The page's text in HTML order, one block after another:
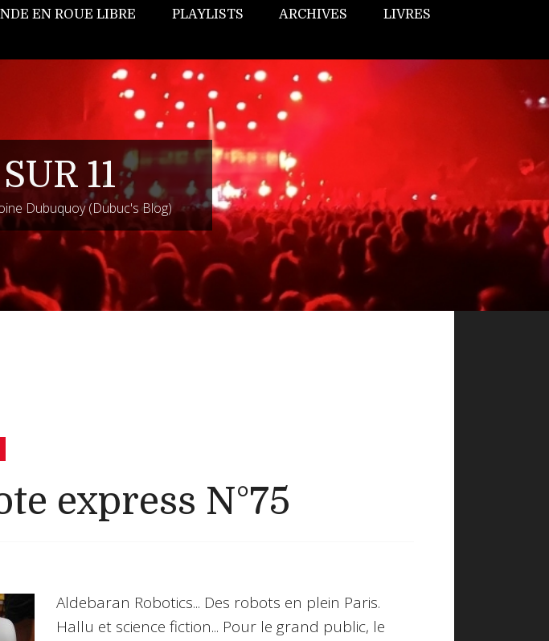
EN ROUE LIBRE PLAYLISTS ARCHIVES LIVRES
11
Dubuquoy (Dubuc's Blog)
express N°75
Aldebaran Robotics... Des robots en plein Paris.
Hallu et science fiction... Pour le grand public, le